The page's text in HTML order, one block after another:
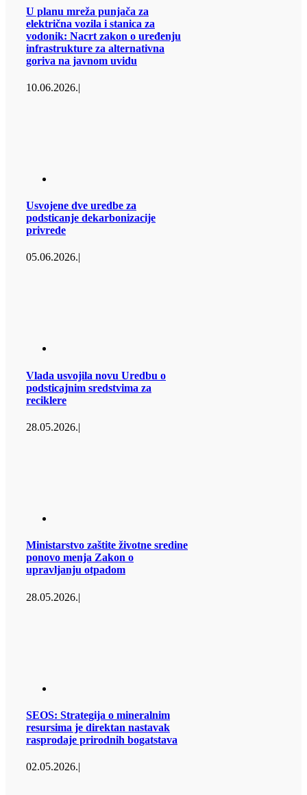
U planu mreža punjača za
električna vozila i stanica za
vodonik: Nacrt zakon o uređenju
infrastrukture za alternativna
goriva na javnom uvidu
10.06.2026.|
Usvojene dve uredbe za
podsticanje dekarbonizacije
privrede
05.06.2026.|
Vlada usvojila novu Uredbu o
podsticajnim sredstvima za
reciklere
28.05.2026.|
Ministarstvo zaštite životne sredine
ponovo menja Zakon o
upravljanju otpadom
28.05.2026.|
SEOS: Strategija o mineralnim
resursima je direktan nastavak
rasprodaje prirodnih bogatstava
02.05.2026.|